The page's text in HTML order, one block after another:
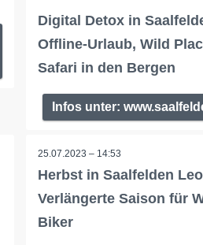
Digital Detox in
Offline-Urlaub, Wild
Safari in den Bergen
Infos unter:
25.07.2023 – 14:53
Herbst in Saalfelden
Verlängerte Saison für
Biker